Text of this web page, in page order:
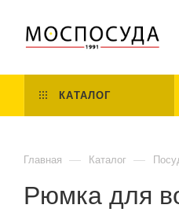
КАТАЛОГ
Главная — Каталог —
Рюмка для